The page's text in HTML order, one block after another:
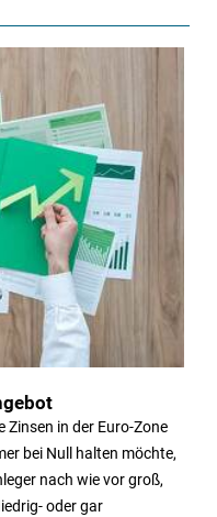
Zinsen in der Euro-Zone
bei Null halten möchte,
nach wie vor groß,
oder gar